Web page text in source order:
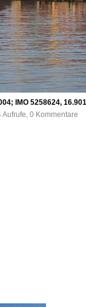
IMO 5258624,
0 Kommentare